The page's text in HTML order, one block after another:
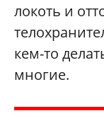
локоть и
кем-то
многие.